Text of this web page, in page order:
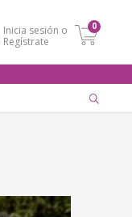
Inicia sesión o
Regístrate
0